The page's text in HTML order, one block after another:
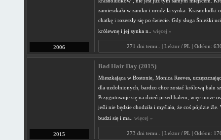
2006
zamieszkała w zamku i urodziła synka. Krasnoludki
chatkę i rozeszły się po świecie. Gdy sługa Śnieżki
królewnę i jej synka n.. więcej »
271 dni temu.. | Lektor / PL | Odsłon:
2015
Bad Hair Day (2015)
Mieszkająca w Bostonie, Monica Reeves,
dla uzdolnionych, bardzo chce zostać królową balu
Przygotowuje się na dzień przed balem, więc może
jeśli nie będzie chodziła i myślała, że coś pójdzie
budzi się i ma.. więcej »
273 dni temu.. | Lektor / PL | Odsłon: